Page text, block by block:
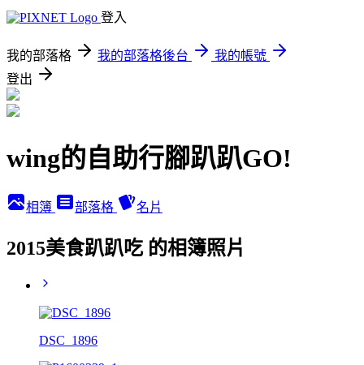
登入
我的部落格 我的部落格後台
我的帳號
登出
wing的自助行腳趴趴GO!
相簿 部落格 名片
2015美食趴趴吃 的相簿照片
DSC_1896